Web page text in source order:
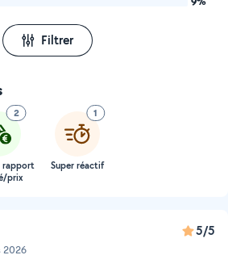
Filtrer
2
rapport
prix
1
Super réactif
2026
5/5